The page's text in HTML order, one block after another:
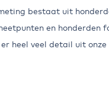
bestaat uit
en honderden
heel veel detail uit